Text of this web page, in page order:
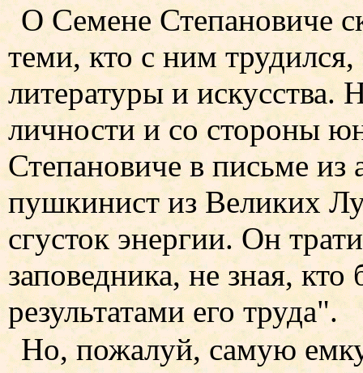
О Семене Степановиче
теми, кто с ним
литературы и искусства.
личности и со стороны
Степановиче в письме
пушкинист из Великих
сгусток энергии. Он
заповедника, не зная, кто
результатами его труда".
Но, пожалуй, самую